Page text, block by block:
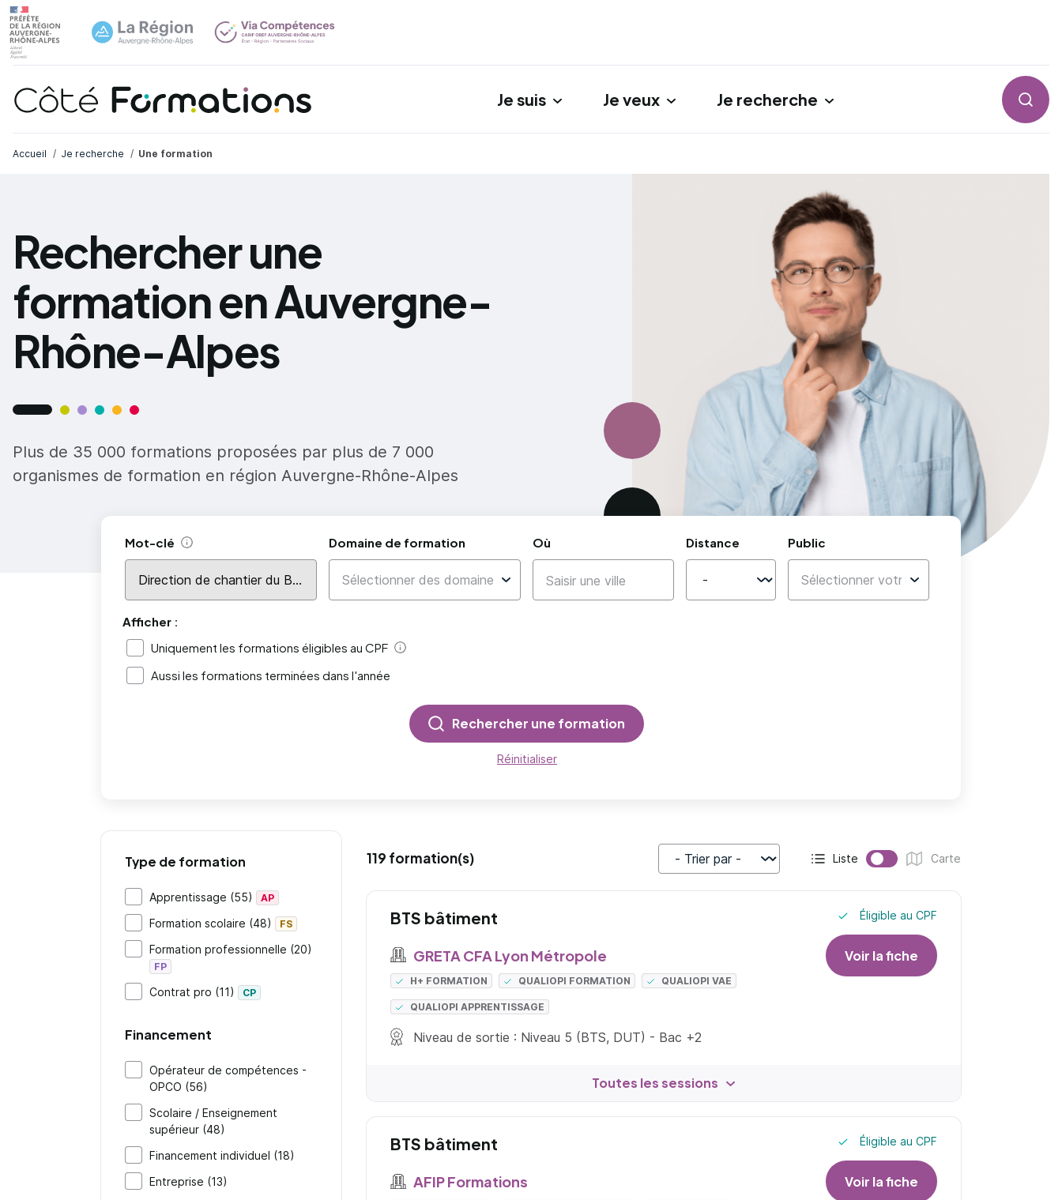
Je suis Je veux Je recherche
Accueil Je recherche Une formation
Rechercher une
formation en Auvergne-
Rhône-Alpes
Plus de 35 000 formations proposées par plus de 7 000
organismes de formation en région Auvergne-Rhône-Alpes
Mot-clé Aide Domaine de formation Où Distance Public
Afficher :
Uniquement les formations éligibles au CPF
Aide
Aussi les formations terminées dans l'année
Rechercher une formation
Réinitialiser
Type de formation
Apprentissage (55) AP
Formation scolaire (48) FS
Formation professionnelle (20)
FP
Contrat pro (11) CP
Financement
Opérateur de compétences -
OPCO (56)
Scolaire / Enseignement
supérieur (48)
Financement individuel (18)
Entreprise (13)
119 formation(s)
Trier par Affichage actif :
Liste
Affichage :
Carte
BTS bâtiment
GRETA CFA Lyon Métropole
H+ FORMATION QUALIOPI FORMATION QUALIOPI VAE
QUALIOPI APPRENTISSAGE
Niveau de sortie : Niveau 5 (BTS, DUT) - Bac +2
Éligible au CPF
Voir la fiche
Toutes les sessions
BTS bâtiment
AFIP Formations
Éligible au CPF
Voir la fiche